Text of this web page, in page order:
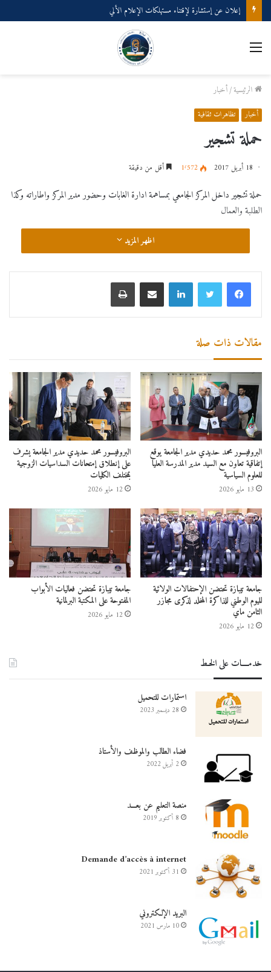
إعلان عن إستشارة لإقتناء مستهلكات الإعلام الألي
القائمة
الرئيسية/أخبار
أخبار تظاهرات ثقافية
حملة تشجير
18 أبريل 2017 1٬572 أقل من دقيقة
حملة تشجير داخل المركز الجامعي بمساهمة ادارة الغابات وحضور مدير المركز واطاراته وكذا
الطلبة والعمال
اظهر المزيد
لينكدإن مشاركة عبر البريد طباعة
مقالات ذات صلة
البروفيسور محمد حديدي مدير الجامعة يوقع
إتفاقية تعاون مع السيد مدير المدرسة العليا
للعلوم السياسية
13 مايو 2026
البروفيسور محمد حديدي مدير الجامعة يشرف
على إنطلاق إمتحانات السداسيات الزوجية
بمختلف الكليات
12 مايو 2026
جامعة تيبازة تحتضن الإحتفالات الولائية
لليوم الوطني للذاكرة المخلد لذكرى مجازر
الثامن ماي
12 مايو 2026
جامعة تيبازة تحتضن فعاليات الأبواب
المفتوحة على المكتبة البرلمانية
12 مايو 2026
خدمــــات على الخـط
استمارات للتحميل
28 ديسمبر 2023
فضاء الطالب والموظف والأستاذ
2 أبريل 2022
منصة التعليم عن بعـــد
8 أكتوبر 2019
Demande d’accès à internet
31 أكتوبر 2021
البريد الإلكتروني
10 مارس 2021